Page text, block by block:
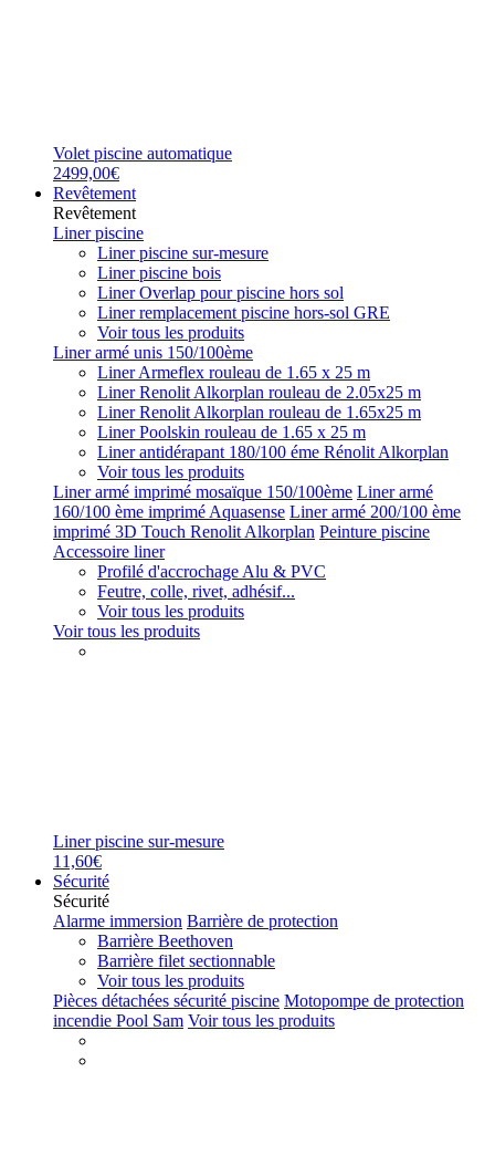
Volet piscine automatique
2499,00€
Revêtement
Revêtement
Liner piscine
Liner piscine sur-mesure
Liner piscine bois
Liner Overlap pour piscine hors sol
Liner remplacement piscine hors-sol GRE
Voir tous les produits
Liner armé unis 150/100ème
Liner Armeflex rouleau de 1.65 x 25 m
Liner Renolit Alkorplan rouleau de 2.05x25 m
Liner Renolit Alkorplan rouleau de 1.65x25 m
Liner Poolskin rouleau de 1.65 x 25 m
Liner antidérapant 180/100 éme Rénolit Alkorplan
Voir tous les produits
Liner armé imprimé mosaïque 150/100ème Liner armé
160/100 ème imprimé Aquasense Liner armé 200/100 ème
imprimé 3D Touch Renolit Alkorplan Peinture piscine
Accessoire liner
Profilé d'accrochage Alu & PVC
Feutre, colle, rivet, adhésif...
Voir tous les produits
Voir tous les produits
Liner piscine sur-mesure
11,60€
Sécurité
Sécurité
Alarme immersion Barrière de protection
Barrière Beethoven
Barrière filet sectionnable
Voir tous les produits
Pièces détachées sécurité piscine Motopompe de protection
incendie Pool Sam Voir tous les produits